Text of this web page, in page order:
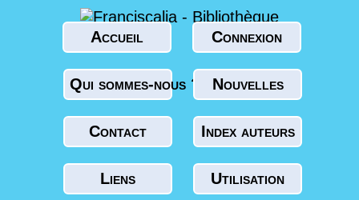
Accueil Connexion
Qui sommes-nous ? Nouvelles
Contact Index auteurs
Liens Utilisation